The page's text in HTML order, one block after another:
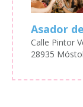
Asador
Calle Pintor
28935